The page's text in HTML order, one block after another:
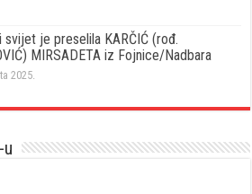
svijet je preselila KARČIĆ (rođ.
MIRSADETA iz Fojnice/Nadbara
2025.